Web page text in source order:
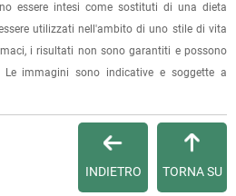
verificare lo stato di lavorazione
contattaci viae-mail.
Condizioni di vendita.
essere intesi come sostituti di una dieta
utilizzati nell'ambito di uno stile di vita
i risultati non sono garantiti e possono
immagini sono indicative e soggette a
TORNA SU
INDIETRO